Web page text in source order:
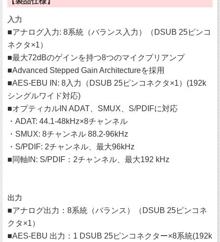
入力
■アナログ入力: 8系統（バランス入力）（DSUB 25ピンコ
ネクタ×1）
■最大72dBのゲインを持つ8つのマイクプリアンプ
■Advanced Stepped Gain Architectureを採用
■AES-EBU IN: 8入力（DSUB 25ピンコネクタ×1）(192k
シングルワイド対応)
■オプティカルIN ADAT、SMUX、S/PDIFに対応
・ADAT: 44.1-48kHz×8チャンネル
・SMUX: 8チャンネル 88.2-96kHz
・S/PDIF: 2チャンネル、最大96kHz
■同軸IN: S/PDIF：2チャンネル、最大192 kHz
出力
■アナログ出力：8系統（バランス）（DSUB 25ピンコネ
クタ×1）
■AES-EBU 出力：1 DSUB 25ピンコネクター×8系統(192k